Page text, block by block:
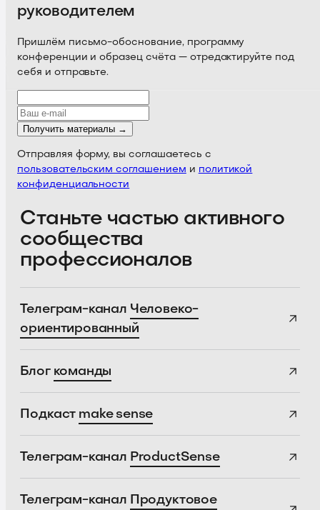
руководителем
Пришлём письмо-обоснование, программу
конференции и образец счёта — отредактируйте под
себя и отправьте.
Получить материалы →
Отправляя форму, вы соглашаетесь с
пользовательским соглашением и политикой
конфиденциальности
Станьте частью активного
сообщества
профессионалов
Телеграм-канал Человеко-
ориентированный
Блог команды
Подкаст make sense
Телеграм-канал ProductSense
Телеграм-канал Продуктовое